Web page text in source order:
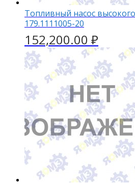
Топливный насос
179.1111005-20
152,200.00 ₽